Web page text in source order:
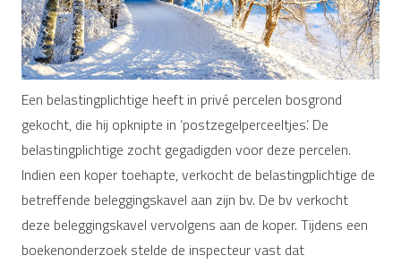
Een belastingplichtige heeft in privé percelen bosgrond
gekocht, die hij opknipte in ‘postzegelperceeltjes’. De
belastingplichtige zocht gegadigden voor deze percelen.
Indien een koper toehapte, verkocht de belastingplichtige de
betreffende beleggingskavel aan zijn bv. De bv verkocht
deze beleggingskavel vervolgens aan de koper. Tijdens een
boekenonderzoek stelde de inspecteur vast dat